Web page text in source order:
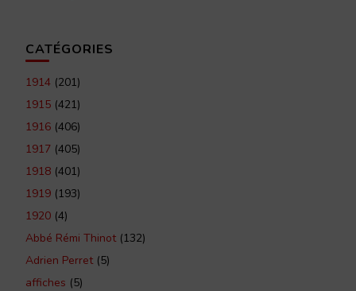
CATÉGORIES
1914 (201)
1915 (421)
1916 (406)
1917 (405)
1918 (401)
1919 (193)
1920 (4)
Abbé Rémi Thinot(132)
Adrien Perret(5)
affiches (5)